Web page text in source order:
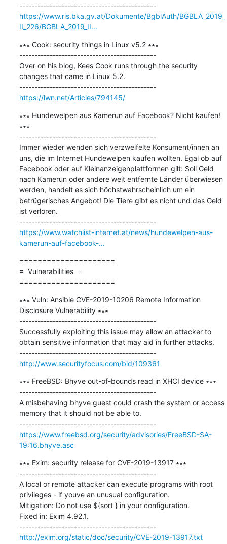
---------------------------------------------
https://www.ris.bka.gv.at/Dokumente/BgblAuth/BGBLA_2019_
II_226/BGBLA_2019_II...
∗∗∗ Cook: security things in Linux v5.2 ∗∗∗
---------------------------------------------
Over on his blog, Kees Cook runs through the security
changes that came in Linux 5.2.
---------------------------------------------
https://lwn.net/Articles/794145/
∗∗∗ Hundewelpen aus Kamerun auf Facebook? Nicht kaufen!
∗∗∗
---------------------------------------------
Immer wieder wenden sich verzweifelte Konsument/innen an
uns, die im Internet Hundewelpen kaufen wollten. Egal ob auf
Facebook oder auf Kleinanzeigenplattformen gilt: Soll Geld
nach Kamerun oder andere weit entfernte Länder überwiesen
werden, handelt es sich höchstwahrscheinlich um ein
betrügerisches Angebot! Die Tiere gibt es nicht und das Geld
ist verloren.
---------------------------------------------
https://www.watchlist-internet.at/news/hundewelpen-aus-
kamerun-auf-facebook-...
=====================
=  Vulnerabilities  =
=====================
∗∗∗ Vuln: Ansible CVE-2019-10206 Remote Information
Disclosure Vulnerability ∗∗∗
---------------------------------------------
Successfully exploiting this issue may allow an attacker to
obtain sensitive information that may aid in further attacks.
---------------------------------------------
http://www.securityfocus.com/bid/109361
∗∗∗ FreeBSD: Bhyve out-of-bounds read in XHCI device ∗∗∗
---------------------------------------------
A misbehaving bhyve guest could crash the system or access
memory that it should not be able to.
---------------------------------------------
https://www.freebsd.org/security/advisories/FreeBSD-SA-
19:16.bhyve.asc
∗∗∗ Exim: security release for CVE-2019-13917 ∗∗∗
---------------------------------------------
A local or remote attacker can execute programs with root
privileges - if youve an unusual configuration.
Mitigation: Do not use ${sort } in your configuration.
Fixed in: Exim 4.92.1.
---------------------------------------------
http://exim.org/static/doc/security/CVE-2019-13917.txt